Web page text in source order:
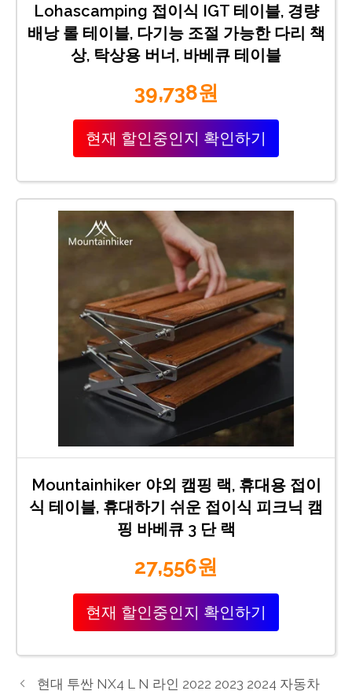
Lohascamping 접이식 IGT 테이블, 경량
배낭 롤 테이블, 다기능 조절 가능한 다리 책
상, 탁상용 버너, 바베큐 테이블
39,738원
현재 할인중인지 확인하기
Mountainhiker 야외 캠핑 랙, 휴대용 접이
식 테이블, 휴대하기 쉬운 접이식 피크닉 캠
핑 바베큐 3 단 랙
27,556원
현재 할인중인지 확인하기
현대 투싼 NX4 L N 라인 2022 2023 2024 자동차